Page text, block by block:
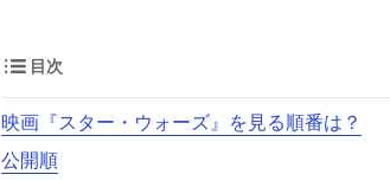
目次
映画『スター・ウォーズ』を見る順番は？
公開順